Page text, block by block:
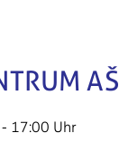
AŠ
17:00 Uhr